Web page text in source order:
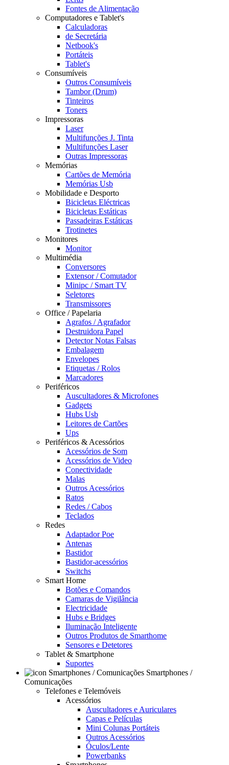
Fontes de Alimentação
Computadores e Tablet's
Calculadoras
de Secretária
Netbook's
Portáteis
Tablet's
Consumíveis
Outros Consumíveis
Tambor (Drum)
Tinteiros
Toners
Impressoras
Laser
Multifunções J. Tinta
Multifunções Laser
Outras Impressoras
Memórias
Cartões de Memória
Memórias Usb
Mobilidade e Desporto
Bicicletas Eléctricas
Bicicletas Estáticas
Passadeiras Estáticas
Trotinetes
Monitores
Monitor
Multimédia
Conversores
Extensor / Comutador
Minipc / Smart TV
Seletores
Transmissores
Office / Papelaria
Agrafos / Agrafador
Destruidora Papel
Detector Notas Falsas
Embalagem
Envelopes
Etiquetas / Rolos
Marcadores
Periféricos
Auscultadores & Microfones
Gadgets
Hubs Usb
Leitores de Cartões
Ups
Periféricos & Acessórios
Acessórios de Som
Acessórios de Video
Conectividade
Malas
Outros Acessórios
Ratos
Redes / Cabos
Teclados
Redes
Adaptador Poe
Antenas
Bastidor
Bastidor-acessórios
Switchs
Smart Home
Botões e Comandos
Camaras de Vigilância
Electricidade
Hubs e Bridges
Iluminação Inteligente
Outros Produtos de Smarthome
Sensores e Detetores
Tablet & Smartphone
Suportes
Smartphones /
Comunicações
Telefones e Telemóveis
Acessórios
Auscultadores e Auriculares
Capas e Películas
Mini Colunas Portáteis
Outros Acessórios
Óculos/Lente
Powerbanks